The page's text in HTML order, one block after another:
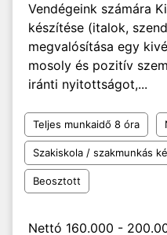
Vendégeink számára
készítése (italok,
megvalósítása egy
mosoly és pozitív
iránti nyitottságot,...
Teljes munkaidő 8 óra
Szakiskola / szakmunkás
Beosztott
Nettó 160.000 -